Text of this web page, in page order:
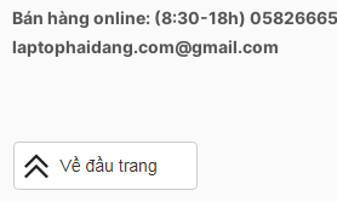
Bán hàng online: (8:30-18h)
laptophaidang.com@gmail.com